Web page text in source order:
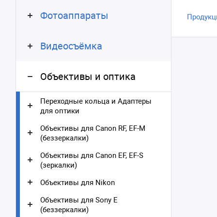
Фотоаппараты
Видеосъёмка
Объективы и оптика
Переходные кольца и Адаптеры
для оптики
Объективы для Canon RF, EF-M
(беззеркалки)
Объективы для Canon EF, EF-S
(зеркалки)
Объективы для Nikon
Объективы для Sony E
(беззеркалки)